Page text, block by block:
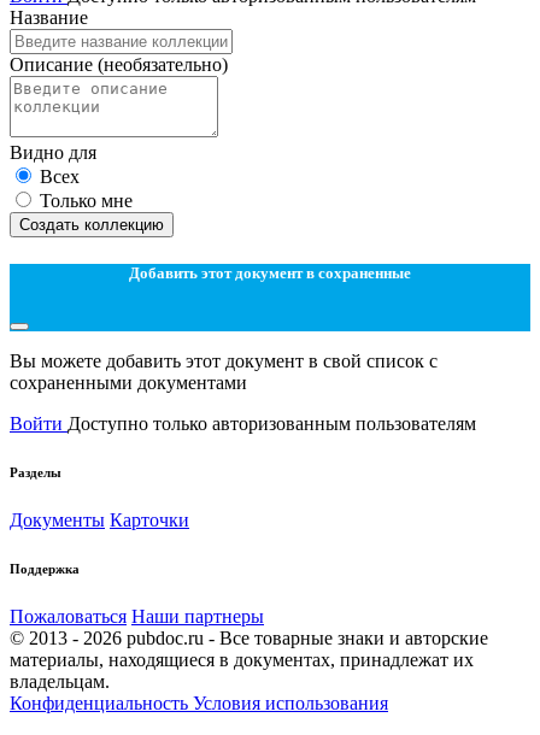
Название
Описание (необязательно)
Видно для
Всех
Только мне
Создать коллекцию
Добавить этот документ в сохраненные
Вы можете добавить этот документ в свой список с
сохраненными документами
Войти Доступно только авторизованным пользователям
Разделы
Документы Карточки
Поддержка
Пожаловаться Наши партнеры
© 2013 - 2026 pubdoc.ru - Все товарные знаки и авторские
материалы, находящиеся в документах, принадлежат их
владельцам.
Конфиденциальность Условия использования